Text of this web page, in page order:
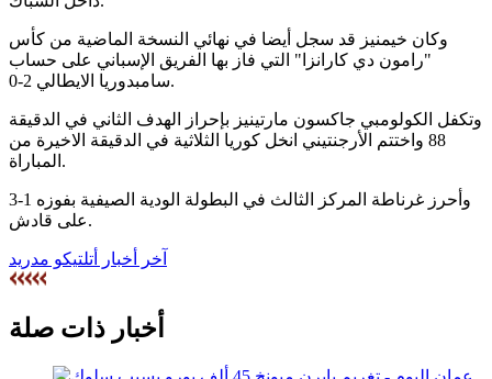
وكان خيمنيز قد سجل أيضا في نهائي النسخة الماضية من كأس
"رامون دي كارانزا" التي فاز بها الفريق الإسباني على حساب
سامبدوريا الايطالي 2-0.
وتكفل الكولومبي جاكسون مارتينيز بإحراز الهدف الثاني في الدقيقة
88 واختتم الأرجنتيني انخل كوريا الثلاثية في الدقيقة الاخيرة من
المباراة.
وأحرز غرناطة المركز الثالث في البطولة الودية الصيفية بفوزه 1-3
على قادش.
آخر أخبار أتلتيكو مدريد
أخبار ذات صلة